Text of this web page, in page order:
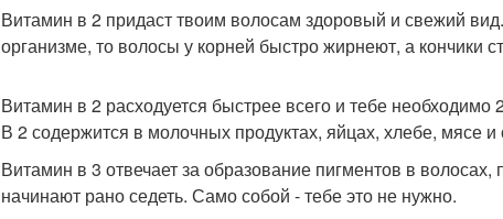
Витамин в 2 придаст твоим волосам здоровый и свежий
организме, то волосы у корней быстро жирнеют, а кончики
Витамин в 2 расходуется быстрее всего и тебе
В 2 содержится в молочных продуктах, яйцах, хлебе, мясе и
Витамин в 3 отвечает за образование пигментов в
начинают рано седеть. Само собой - тебе это не нужно.